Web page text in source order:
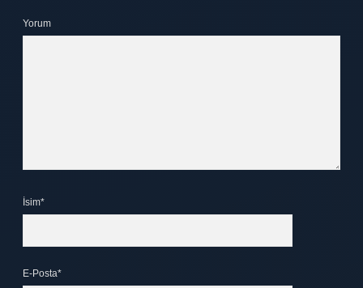
Yorum
İsim*
E-Posta*